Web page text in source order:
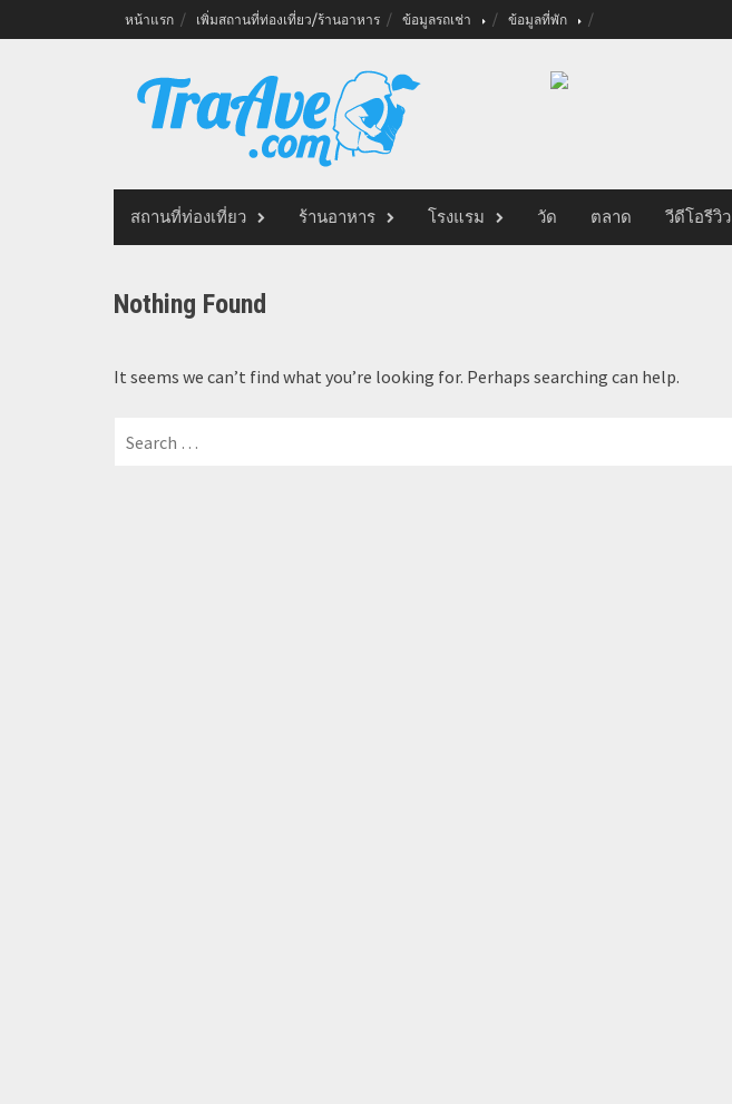
to
หน้าแรก เพิ่มสถานที่ท่องเที่ยว/ร้านอาหาร ข้อมูลรถเช่า ข้อมูลที่พัก
สถานที่ท่องเที่ยว ร้านอาหาร โรงแรม วัด ตลาด วีดีโอรีวิว
Nothing Found
It seems we can’t find what you’re looking for. Perhaps searching can help.